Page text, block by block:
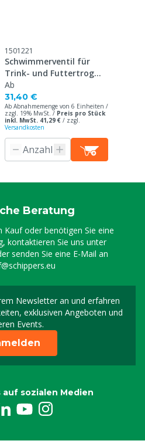
1501221
Schwimmerventil für
Trink- und Futtertrog
lang, 42 L
Ab
31,40 €
Ab Abnahmemenge von 6 Einheiten /
zzgl. 19% MwSt. / Preis pro Stück
inkl. MwSt. 41,29 € / zzgl.
Versandkosten
Beratung
Kauf oder benötigen Sie eine
kontaktieren Sie uns unter
senden Sie eine E-Mail an
Newsletter an und erfahren
exklusiven Angeboten und
Events.
Melden Sie sich für
auf sozialen Medien